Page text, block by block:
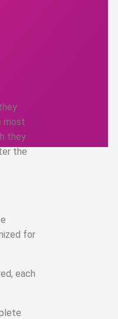
most
they
the
for
each